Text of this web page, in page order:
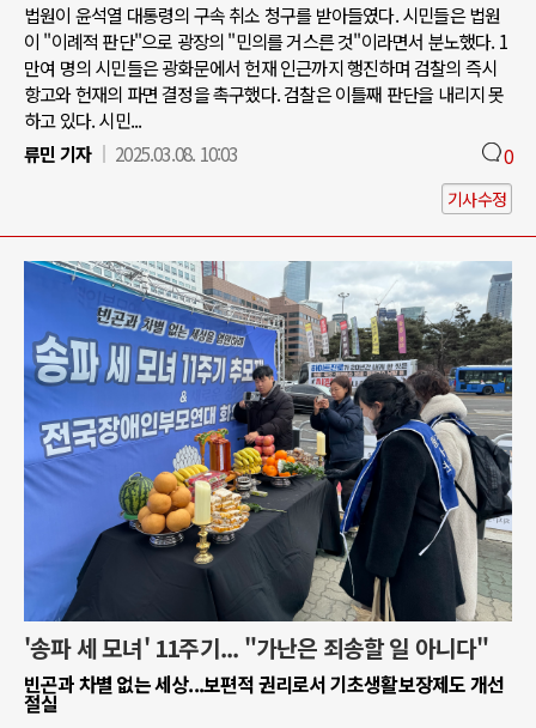
법원이 윤석열 대통령의 구속 취소 청구를 받아들였다. 시민들은 법원
이 "이례적 판단"으로 광장의 "민의를 거스른 것"이라면서 분노했다. 1
만여 명의 시민들은 광화문에서 헌재 인근까지 행진하며 검찰의 즉시
항고와 헌재의 파면 결정을 촉구했다. 검찰은 이틀째 판단을 내리지 못
하고 있다. 시민...
류민 기자
2025.03.08. 10:03 0
기사수정
'송파 세 모녀' 11주기... "가난은 죄송할 일 아니다"
빈곤과 차별 없는 세상...보편적 권리로서 기초생활보장제도 개선
절실